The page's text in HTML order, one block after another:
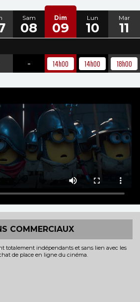
Sam
08
Dim
09
Lun
10
Mar
11
- 14h00 14h00 18h00
COMMERCIAUX
totalement indépendants et sans lien avec les
de place en ligne du cinéma.